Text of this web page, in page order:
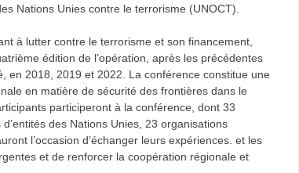
Nations Unies contre le terrorisme (UNOCT).
à lutter contre le terrorisme et son financement,
édition de l’opération, après les précédentes
en 2018, 2019 et 2022. La conférence constitue une
en matière de sécurité des frontières dans le
participeront à la conférence, dont 33
des Nations Unies, 23 organisations
l’occasion d’échanger leurs expériences. et les
et de renforcer la coopération régionale et